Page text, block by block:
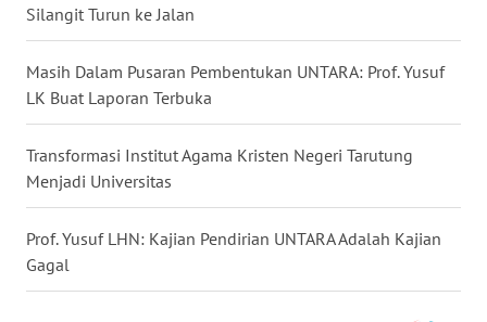
Silangit Turun ke Jalan
Masih Dalam Pusaran Pembentukan UNTARA: Prof. Yusuf
LK Buat Laporan Terbuka
Transformasi Institut Agama Kristen Negeri Tarutung
Menjadi Universitas
Prof. Yusuf LHN: Kajian Pendirian UNTARA Adalah Kajian
Gagal
KALTARA
WN
KALSEL
WN
KALTIM
WN
SULSEL